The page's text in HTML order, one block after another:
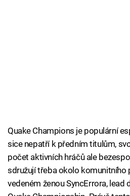
Quake Champions je populární
sice nepatří k předním titulům,
počet aktivních hráčů ale
sdružují třeba okolo komunitního
vedeném ženou SyncErrora, lead